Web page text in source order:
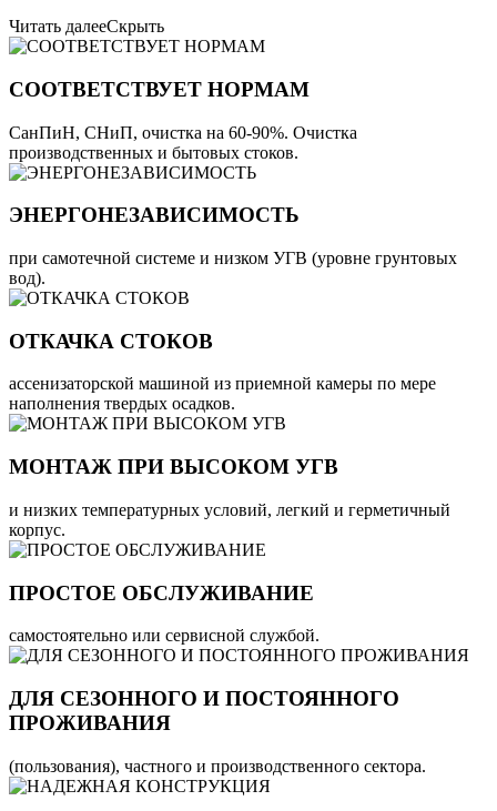
Читать далееСкрыть
СООТВЕТСТВУЕТ НОРМАМ
СанПиН, СНиП, очистка на 60-90%. Очистка
производственных и бытовых стоков.
ЭНЕРГОНЕЗАВИСИМОСТЬ
при самотечной системе и низком УГВ (уровне грунтовых
вод).
ОТКАЧКА СТОКОВ
ассенизаторской машиной из приемной камеры по мере
наполнения твердых осадков.
МОНТАЖ ПРИ ВЫСОКОМ УГВ
и низких температурных условий, легкий и герметичный
корпус.
ПРОСТОЕ ОБСЛУЖИВАНИЕ
самостоятельно или сервисной службой.
ДЛЯ СЕЗОННОГО И ПОСТОЯННОГО
ПРОЖИВАНИЯ
(пользования), частного и производственного сектора.